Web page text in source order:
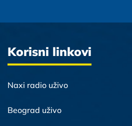
Korisni linkovi
Naxi radio uživo
Beograd uživo